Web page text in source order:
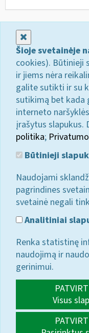
Šioje svetainėje
cookies). Būtinieji
ir jiems nėra
galite sutikti ir su
sutikimą bet kada
interneto
įrašytus slapukus.
politika;
Būtinieji
Naudojami
pagrindines
svetainė negali
Analitiniai
Renka statistinę
naudojimą ir
gerinimui.
Visus